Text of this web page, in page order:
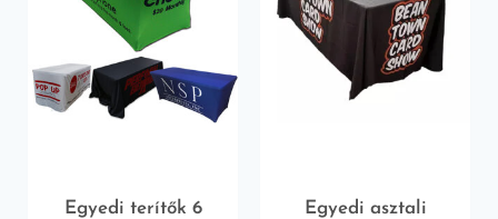
Egyedi terítők 6
Egyedi asztali